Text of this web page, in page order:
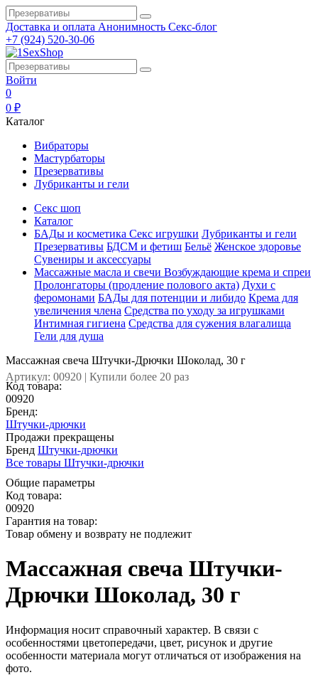
Доставка и оплата Анонимность Секс-блог
+7 (924) 520-30-06
Войти
0
0 ₽
Каталог
Вибраторы
Мастурбаторы
Презервативы
Лубриканты и гели
Секс шоп
Каталог
БАДы и косметика Секс игрушки Лубриканты и гели
Презервативы БДСМ и фетиш Бельё Женское здоровье
Сувениры и аксессуары
Массажные масла и свечи Возбуждающие крема и спреи
Пролонгаторы (продление полового акта) Духи с
феромонами БАДы для потенции и либидо Крема для
увеличения члена Средства по уходу за игрушками
Интимная гигиена Средства для сужения влагалища
Гели для душа
Массажная свеча Штучки-Дрючки Шоколад, 30 г
Артикул: 00920 | Купили более 20 раз
Код товара:
00920
Бренд:
Штучки-дрючки
Продажи прекращены
Бренд Штучки-дрючки
Все товары Штучки-дрючки
Общие параметры
Код товара:
00920
Гарантия на товар:
Товар обмену и возврату не подлежит
Массажная свеча Штучки-
Дрючки Шоколад, 30 г
Информация носит справочный характер. В связи с
особенностями цветопередачи, цвет, рисунок и другие
особенности материала могут отличаться от изображения на
фото.